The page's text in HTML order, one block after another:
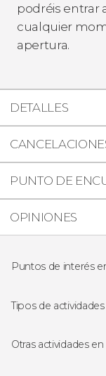
podréis entrar
cualquier
apertura.
DETALLES
PUNTO DE
OPINIONES
Puntos de interés
Christiania
Jardines de
Tipos de
Free tours en
Otras actividades